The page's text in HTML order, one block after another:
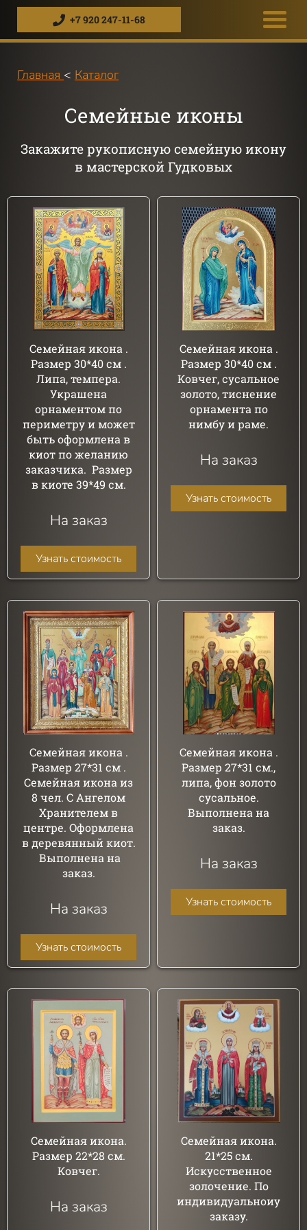
+7 920 247-11-68
Главная < Каталог
Семейные иконы
Закажите рукописную семейную икону
в мастерской Гудковых
Семейная икона .
Размер 30*40 см .
Липа, темпера.
Украшена
орнаментом по
периметру и может
быть оформлена в
киот по желанию
заказчика. Размер
в киоте 39*49 см.
На заказ
Узнать стоимость
Семейная икона .
Размер 30*40 см .
Ковчег, сусальное
золото, тиснение
орнамента по
нимбу и раме.
На заказ
Узнать стоимость
Семейная икона .
Размер 27*31 см .
Семейная икона из
8 чел. С Ангелом
Хранителем в
центре. Оформлена
в деревянный киот.
Выполнена на
заказ.
На заказ
Узнать стоимость
Семейная икона .
Размер 27*31 см.,
липа, фон золото
сусальное.
Выполнена на
заказ.
На заказ
Узнать стоимость
Семейная икона.
Размер 22*28 см.
Ковчег.
На заказ
Семейная икона.
21*25 см.
Искусственное
золочение. По
индивидуальноиу
заказу.